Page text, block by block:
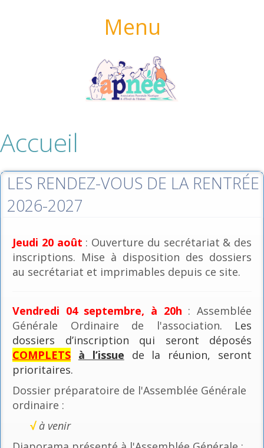
Menu
Accueil
LES RENDEZ-VOUS DE LA RENTRÉE
2026-2027
Jeudi 20 août : Ouverture du secrétariat & des
inscriptions. Mise à disposition des dossiers
au secrétariat et imprimables depuis ce site.
Vendredi 04 septembre, à 20h : Assemblée
Générale Ordinaire de l'association. Les
dossiers d’inscription qui seront déposés
COMPLETS à l’issue de la réunion, seront
prioritaires.
Dossier préparatoire de l'Assemblée Générale
ordinaire :
√ à venir